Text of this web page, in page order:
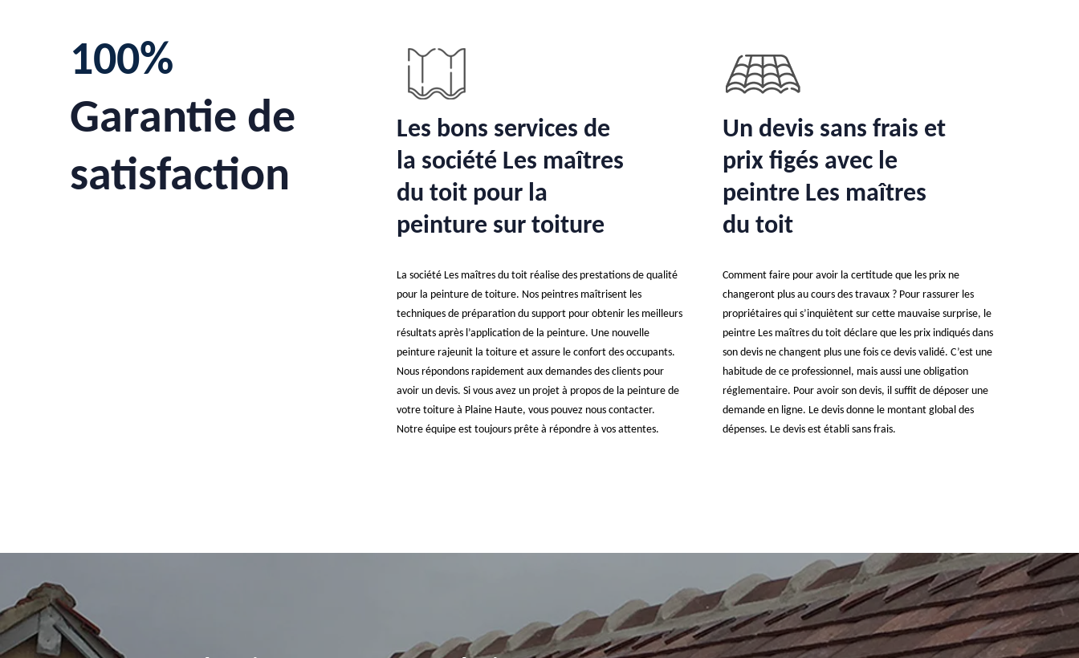
100%
Garantie de
satisfaction
Les bons services de
la société Les maîtres
du toit pour la
peinture sur toiture
La société Les maîtres du toit réalise des prestations de qualité
pour la peinture de toiture. Nos peintres maîtrisent les
techniques de préparation du support pour obtenir les meilleurs
résultats après l’application de la peinture. Une nouvelle
peinture rajeunit la toiture et assure le confort des occupants.
Nous répondons rapidement aux demandes des clients pour
avoir un devis. Si vous avez un projet à propos de la peinture de
votre toiture à Plaine Haute, vous pouvez nous contacter.
Notre équipe est toujours prête à répondre à vos attentes.
Un devis sans frais et
prix figés avec le
peintre Les maîtres
du toit
Comment faire pour avoir la certitude que les prix ne
changeront plus au cours des travaux ? Pour rassurer les
propriétaires qui s’inquiètent sur cette mauvaise surprise, le
peintre Les maîtres du toit déclare que les prix indiqués dans
son devis ne changent plus une fois ce devis validé. C’est une
habitude de ce professionnel, mais aussi une obligation
réglementaire. Pour avoir son devis, il suffit de déposer une
demande en ligne. Le devis donne le montant global des
dépenses. Le devis est établi sans frais.